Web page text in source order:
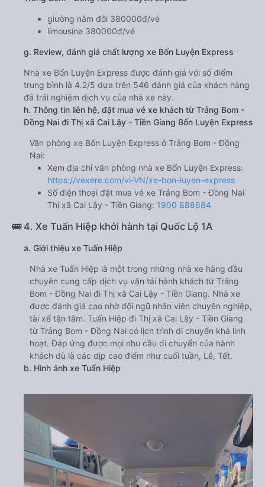
giường nằm đôi 380000đ/vé
limousine 380000đ/vé
g. Review, đánh giá chất lượng xe Bốn Luyện Express
Nhà xe Bốn Luyện Express được đánh giá với số điểm
trung bình là 4.2/5 dựa trên 546 đánh giá của khách hàng
đã trải nghiệm dịch vụ của nhà xe này.
h. Thông tin liên hệ, đặt mua vé xe khách từ Trảng Bom -
Đồng Nai đi Thị xã Cai Lậy - Tiền Giang Bốn Luyện Express
Văn phòng xe Bốn Luyện Express ở Trảng Bom - Đồng
Nai:
Xem địa chỉ văn phòng nhà xe Bốn Luyện Express:
https://vexere.com/vi-VN/xe-bon-luyen-express
Số điện thoại đặt mua vé xe Trảng Bom - Đồng Nai
Thị xã Cai Lậy - Tiền Giang: 1900 888684
🚌 4. Xe Tuấn Hiệp khởi hành tại Quốc Lộ 1A
a. Giới thiệu xe Tuấn Hiệp
Nhà xe Tuấn Hiệp là một trong những nhà xe hàng đầu
chuyên cung cấp dịch vụ vận tải hành khách từ Trảng
Bom - Đồng Nai đi Thị xã Cai Lậy - Tiền Giang. Nhà xe
được đánh giá cao nhờ đội ngũ nhân viên chuyên nghiệp,
tài xế tận tâm. Tuấn Hiệp đi Thị xã Cai Lậy - Tiền Giang
từ Trảng Bom - Đồng Nai có lịch trình di chuyển khá linh
hoạt. Đáp ứng được mọi nhu cầu di chuyển của hành
khách dù là các dịp cao điểm như cuối tuần, Lễ, Tết.
b. Hình ảnh xe Tuấn Hiệp